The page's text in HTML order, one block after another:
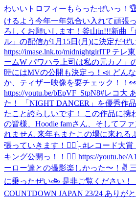
わいいトロフィーもらったぜいっ！
けるよう今年一年気合い入れて頑張
ろしくお願いします！ 釜山in!!!新曲
ル」の配信が1月15日(月)に決定だぜ
https://imase.lnk.to/midnightgirlTP テレ
ームW パワハラ上司は私の元カノ」
時にはMVの公開も決定っ！📣 どん
か、ティザー映像を要チェック！！👀
https://youtu.be/bEpVF_StpN8#レコ大
た！ 「NIGHT DANCER」を優秀作
たこと誇らしいです！ この作品に携
の皆様、Hoodie famさん、そしてフ
れません 来年もまたこの場に来れる
張っていきます！✊🏻 ̖́- #レコード大賞
キング公開っ！！🦸‍♀️ https://youtu.be/
ーロー達との撮影楽しかった〜！✌️
に乗ったぜい🚲 是非ご覧ください！
COUNTDOWN JAPAN 23/24 ありが